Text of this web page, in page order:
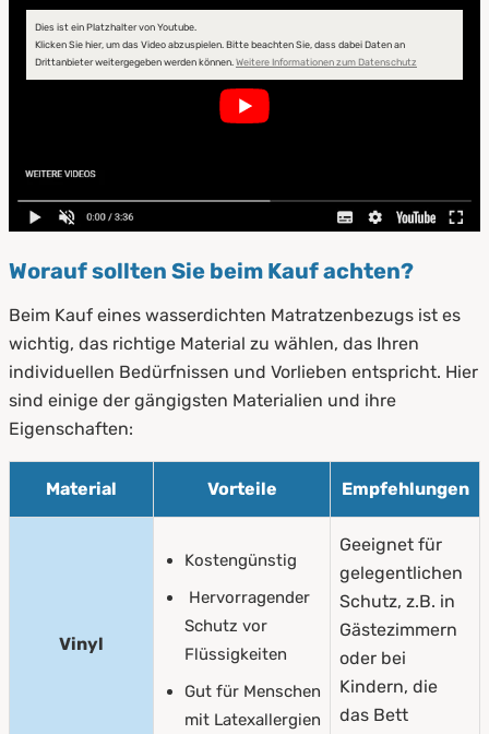
Dies ist ein Platzhalter von Youtube.
Klicken Sie hier, um das Video abzuspielen. Bitte beachten Sie, dass dabei Daten an
Drittanbieter weitergegeben werden können. Weitere Informationen zum Datenschutz
Worauf sollten Sie beim Kauf achten?
Beim Kauf eines wasserdichten Matratzenbezugs ist es
wichtig, das richtige Material zu wählen, das Ihren
individuellen Bedürfnissen und Vorlieben entspricht. Hier
sind einige der gängigsten Materialien und ihre
Eigenschaften:
Material Vorteile Empfehlungen
Vinyl
Kostengünstig
Hervorragender
Schutz vor
Flüssigkeiten
Gut für Menschen
mit Latexallergien
Geeignet für
gelegentlichen
Schutz, z.B. in
Gästezimmern
oder bei
Kindern, die
das Bett